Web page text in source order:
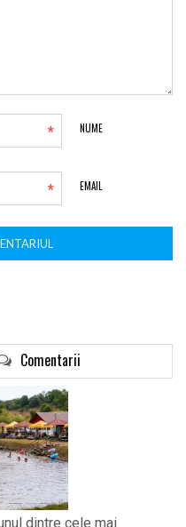
NUME
*
EMAIL
*
Comentarii
dintre cele mai